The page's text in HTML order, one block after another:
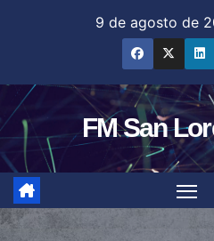
9 de agosto de
FM San